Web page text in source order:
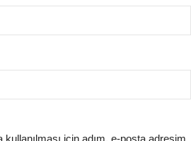
için adım, e-posta adresim